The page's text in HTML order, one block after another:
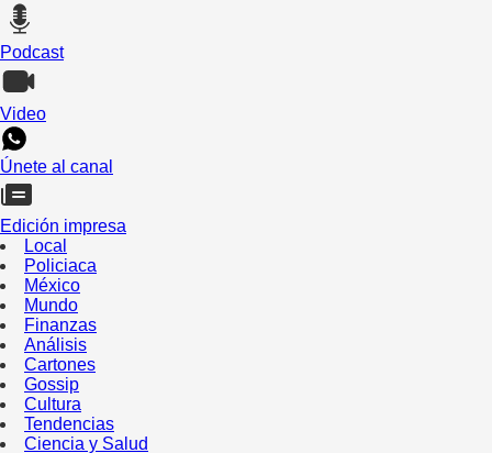
Podcast
Video
Únete al canal
Edición impresa
Local
Policiaca
México
Mundo
Finanzas
Análisis
Cartones
Gossip
Cultura
Tendencias
Ciencia y Salud